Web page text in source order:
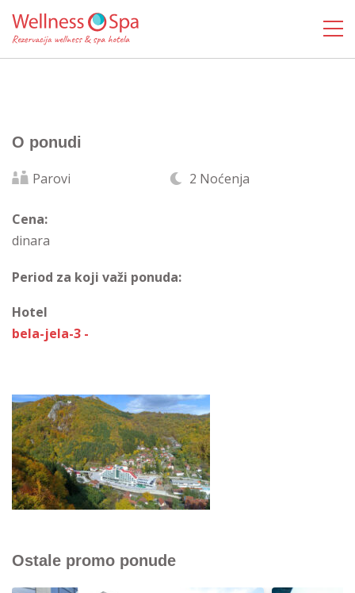
O ponudi
Parovi 2 Noćenja
Cena:
dinara
Period za koji važi ponuda:
Hotel
bela-jela-3 -
Ostale promo ponude